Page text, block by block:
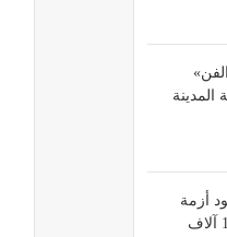
المدينة
أزمة
في الخبز المدعم ويضخ 105 آلاف